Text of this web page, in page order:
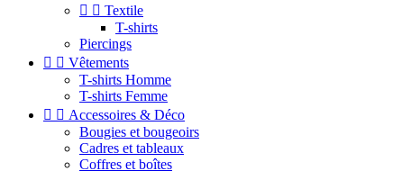
  Textile
T-shirts
Piercings
  Vêtements
T-shirts Homme
T-shirts Femme
  Accessoires & Déco
Bougies et bougeoirs
Cadres et tableaux
Coffres et boîtes